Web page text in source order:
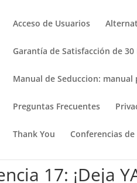
Acceso de Usuarios
Garantía de Satisfacción de 30
Manual de Seduccion:
Preguntas Frecuentes
Thank You Conferencias
17: ¡Deja